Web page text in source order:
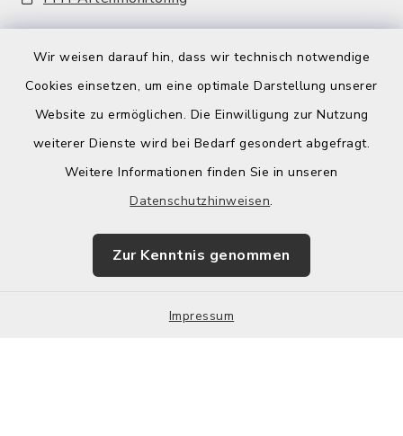
Wir weisen darauf hin, dass wir technisch notwendige
Cookies einsetzen, um eine optimale Darstellung unserer
Website zu ermöglichen. Die Einwilligung zur Nutzung
weiterer Dienste wird bei Bedarf gesondert abgefragt.
Weitere Informationen finden Sie in unseren
Datenschutzhinweisen.
Zur Kenntnis genommen
Impressum
Barrierefreiheit
Impressum
Sitemap